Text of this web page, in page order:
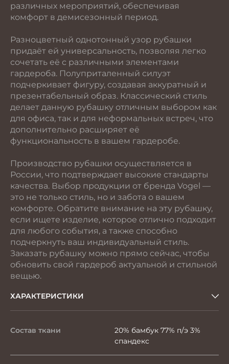
различных мероприятий, обеспечивая
комфорт в демисезонный период.
Разноцветный однотонный узор рубашки
придаёт ей универсальность, позволяя легко
сочетать её с различными элементами
гардероба. Полуприталенный силуэт
подчеркивает фигуру, создавая аккуратный и
презентабельный образ. Классический стиль
делает данную рубашку отличным выбором как
для офиса, так и для неформальных встреч, что
дополнительно расширяет её
функциональность в вашем гардеробе.
Производство рубашки осуществляется в
России, что подтверждает высокие стандарты
качества. Выбор продукции от бренда Vogel —
это не только стиль, но и забота о вашем
комфорте. Обратите внимание на эту рубашку,
если ищете изделие, которое отлично подходит
для любого события, а также способно
подчеркнуть ваш индивидуальный стиль.
Заказать рубашку можно прямо сейчас, чтобы
обновить свой гардероб актуальной и стильной
вещью.
ХАРАКТЕРИСТИКИ
Состав ткани
20% бамбук 77% п/э 3%
спандекс